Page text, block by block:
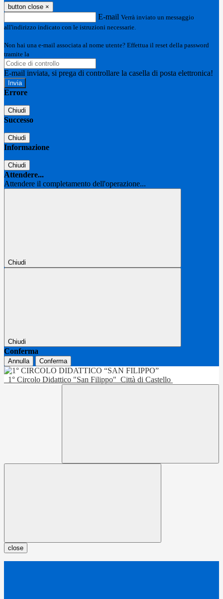
button close ×
E-mail Verrà inviato un messaggio
all'indirizzo indicato con le istruzioni necessarie.
Non hai una e-mail associata al nome utente? Effettua il reset della password
tramite la
E-mail inviata, si prega di controllare la casella di posta elettronica!
Errore
Chiudi
Successo
Chiudi
Informazione
Chiudi
Attendere...
Attendere il completamento dell'operazione...
Chiudi
Chiudi
Conferma
Annulla Conferma
1° Circolo Didattico "San Filippo" Città di Castello
close